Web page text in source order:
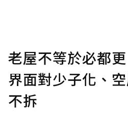
老屋不等於必都
界面對少子化、
不拆